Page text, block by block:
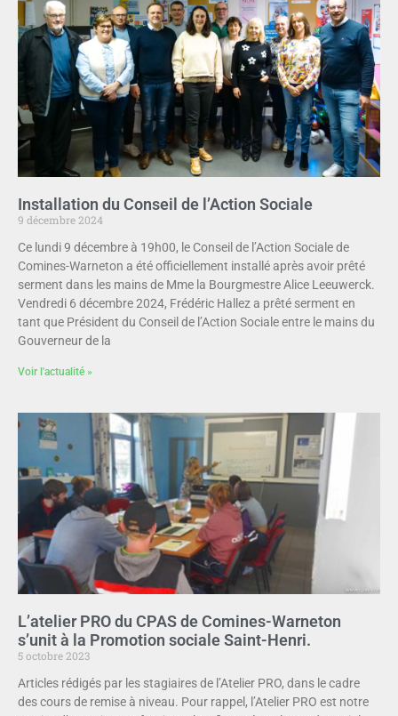
Installation du Conseil de l’Action Sociale
9 décembre 2024
Ce lundi 9 décembre à 19h00, le Conseil de l’Action Sociale de
Comines-Warneton a été officiellement installé après avoir prêté
serment dans les mains de Mme la Bourgmestre Alice Leeuwerck.
Vendredi 6 décembre 2024, Frédéric Hallez a prêté serment en
tant que Président du Conseil de l’Action Sociale entre le mains du
Gouverneur de la
Voir l'actualité »
L’atelier PRO du CPAS de Comines-Warneton
s’unit à la Promotion sociale Saint-Henri.
5 octobre 2023
Articles rédigés par les stagiaires de l’Atelier PRO, dans le cadre
des cours de remise à niveau. Pour rappel, l’Atelier PRO est notre